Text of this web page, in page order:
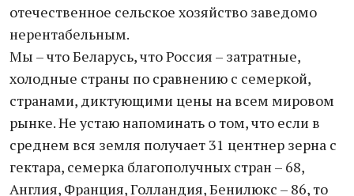
отечественное сельское хозяйство заведомо
нерентабельным.
Мы – что Беларусь, что Россия – затратные,
холодные страны по сравнению с семеркой,
странами, диктующими цены на всем мировом
рынке. Не устаю напоминать о том, что если в
среднем вся земля получает 31 центнер зерна с
гектара, семерка благополучных стран – 68,
Англия, Франция, Голландия, Бенилюкс – 86, то